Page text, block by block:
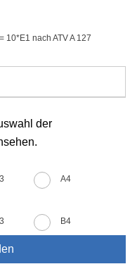
10*E1 nach ATV A 127
der
A4
B4